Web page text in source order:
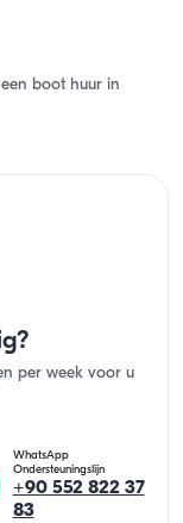
boot huur in
per week voor u
WhatsApp
Ondersteuningslijn
+90 552 822 37
83